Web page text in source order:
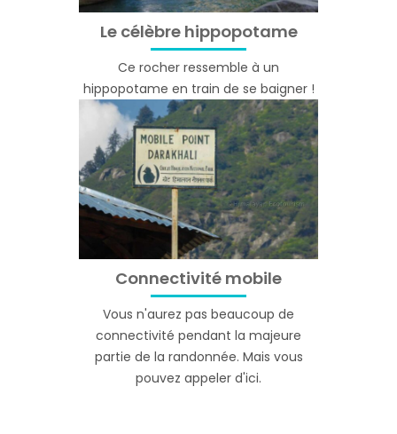
Le célèbre hippopotame
Ce rocher ressemble à un
hippopotame en train de se baigner !
Connectivité mobile
Vous n'aurez pas beaucoup de
connectivité pendant la majeure
partie de la randonnée. Mais vous
pouvez appeler d'ici.